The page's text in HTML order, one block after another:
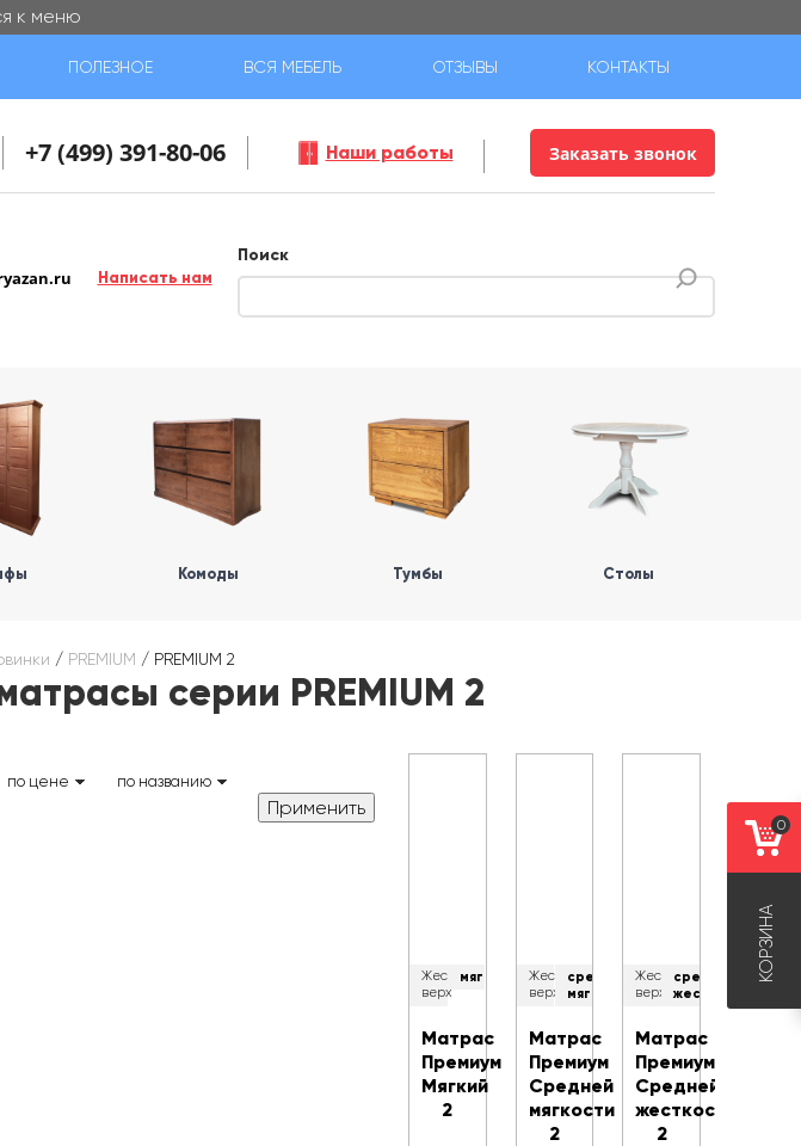
к меню
ПОЛЕЗНОЕ ВСЯ МЕБЕЛЬ ОТЗЫВЫ КОНТАКТЫ
+7 (499) 391-80-06 Наши работы Заказать звонок
Написать нам
Поиск
Комоды Тумбы Столы
/ PREMIUM / PREMIUM 2
серии PREMIUM 2
по цене по названию
Жесткость
верх
мягкий
Матрас
Премиум
Мягкий
2
Жесткость
верх
средне-
мягкий
Матрас
Премиум
Средней
мягкости
2
Жесткость
верх
средне-
жесткий
Матрас
Премиум
Средней
жесткости
2
0
КОРЗИНА